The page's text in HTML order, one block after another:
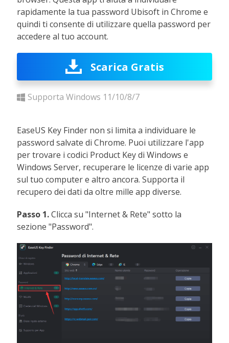
rapidamente la tua password Ubisoft in Chrome e
quindi ti consente di utilizzare quella password per
accedere al tuo account.
Scarica Gratis
Supporta Windows 11/10/8/7
EaseUS Key Finder non si limita a individuare le
password salvate di Chrome. Puoi utilizzare l'app
per trovare i codici Product Key di Windows e
Windows Server, recuperare le licenze di varie app
sul tuo computer e altro ancora. Supporta il
recupero dei dati da oltre mille app diverse.
Passo 1.Clicca su "Internet & Rete" sotto la
sezione "Password".